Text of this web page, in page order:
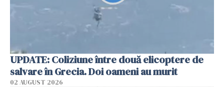
UPDATE: Coliziune între două elicoptere de
salvare în Grecia. Doi oameni au murit
02 AUGUST 2026